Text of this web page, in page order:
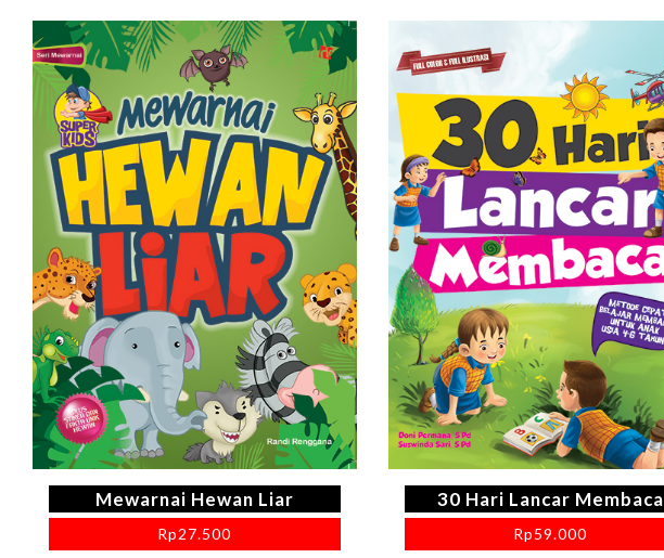
Mewarnai Hewan Liar
Rp27.500
30 Hari Lancar Membaca
Rp59.000